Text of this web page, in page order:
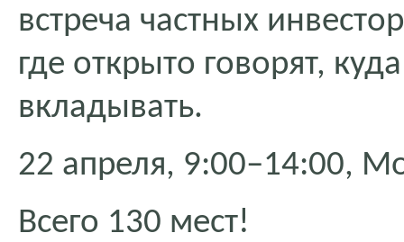
встреча частных
где открыто говорят,
вкладывать.
22 апреля, 9:00–14:00,
Всего 130 мест!